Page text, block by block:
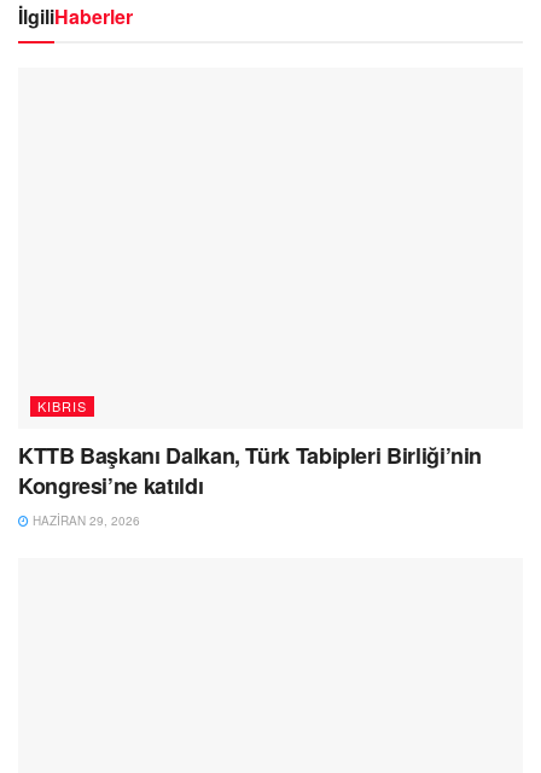
İlgiliHaberler
KIBRIS
KTTB Başkanı Dalkan, Türk Tabipleri Birliği’nin
Kongresi’ne katıldı
HAZIRAN 29, 2026